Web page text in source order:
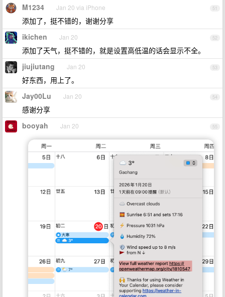
51
M1234 Jan 20 via iPhone
添加了，挺不错的，谢谢分享
52
ikichen Jan 20
添加了天气，挺不错的，就是设置高低温的话会显示不全。
53
jiujiutang Jan 20
好东西，用上了。
54
Jay00Lu Jan 20
感谢分享
55
booyah Jan 20